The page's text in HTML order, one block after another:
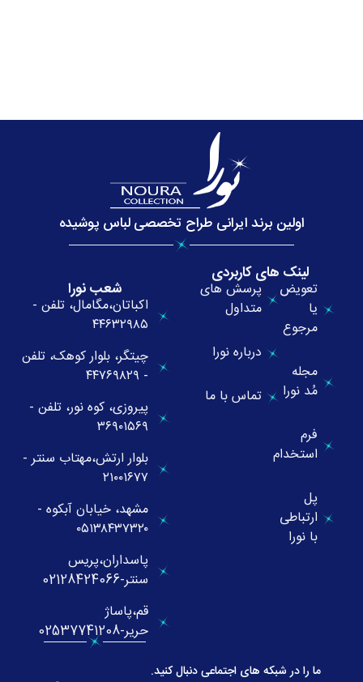
اولین برند ایرانی طراح تخصصی لباس پوشیده
لینک های کاربردی
تعویض
یا
مرجوع
مجله
مُد نورا
فرم
استخدام
پل
ارتباطی
با نورا
پرسش های
متداول
درباره نورا
تماس با ما
شعب نورا
اکباتان،مگامال، تلفن -
۴۴۶۳۲۹۸۵
چیتگر، بلوار کوهک، تلفن
- ۴۴۷۶۹۸۲۹
پیروزی، کوه نور، تلفن -
۳۶۹۰۱۵۶۹
بلوار ارتش،مهتاب سنتر -
۲۱۰۰۱۶۷۷
مشهد، خیابان آبکوه -
۰۵۱۳۸۴۳۷۳۲۰
پاسداران،پریس
سنتر-02128424066
قم،پاساژ
حریر-02537741208
ما را در شبکه های اجتماعی دنبال کنید.